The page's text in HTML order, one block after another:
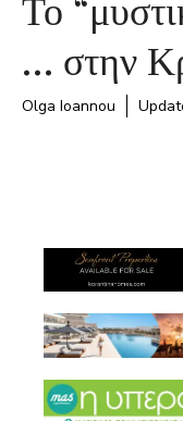
… στην
Olga Ioannou